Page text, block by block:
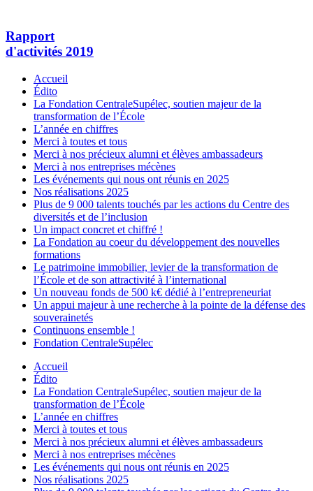
Rapport
d'activités 2019
Accueil
Édito
La Fondation CentraleSupélec, soutien majeur de la
transformation de l’École
L’année en chiffres
Merci à toutes et tous
Merci à nos précieux alumni et élèves ambassadeurs
Merci à nos entreprises mécènes
Les événements qui nous ont réunis en 2025
Nos réalisations 2025
Plus de 9 000 talents touchés par les actions du Centre des
diversités et de l’inclusion
Un impact concret et chiffré !
La Fondation au coeur du développement des nouvelles
formations
Le patrimoine immobilier, levier de la transformation de
l’École et de son attractivité à l’international
Un nouveau fonds de 500 k€ dédié à l’entrepreneuriat
Un appui majeur à une recherche à la pointe de la défense des
souverainetés
Continuons ensemble !
Fondation CentraleSupélec
Accueil
Édito
La Fondation CentraleSupélec, soutien majeur de la
transformation de l’École
L’année en chiffres
Merci à toutes et tous
Merci à nos précieux alumni et élèves ambassadeurs
Merci à nos entreprises mécènes
Les événements qui nous ont réunis en 2025
Nos réalisations 2025